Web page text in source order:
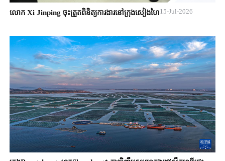
លោក Xi Jinping ចុះត្រួតពិនិត្យការងារនៅក្រុងសៀងហៃ15-Jul-2026